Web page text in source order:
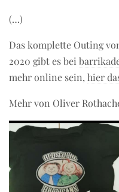
(…)
Das komplette Outing
2020 gibt es bei
mehr online sein, hier
Mehr von Oliver